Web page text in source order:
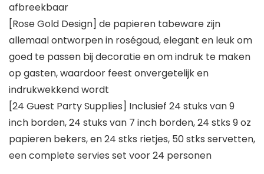
afbreekbaar
[Rose Gold Design] de papieren tabeware zijn
allemaal ontworpen in roségoud, elegant en leuk om
goed te passen bij decoratie en om indruk te maken
op gasten, waardoor feest onvergetelijk en
indrukwekkend wordt
[24 Guest Party Supplies] Inclusief 24 stuks van 9
inch borden, 24 stuks van 7 inch borden, 24 stks 9 oz
papieren bekers, en 24 stks rietjes, 50 stks servetten,
een complete servies set voor 24 personen